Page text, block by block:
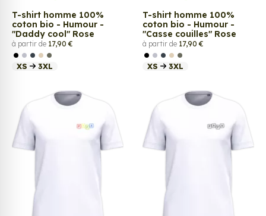
T-shirt homme 100%
coton bio - Humour -
"Daddy cool" Rose
à partir de 17,90 €
XS 3XL
T-shirt homme 100%
coton bio - Humour -
"Casse couilles" Rose
à partir de 17,90 €
XS 3XL